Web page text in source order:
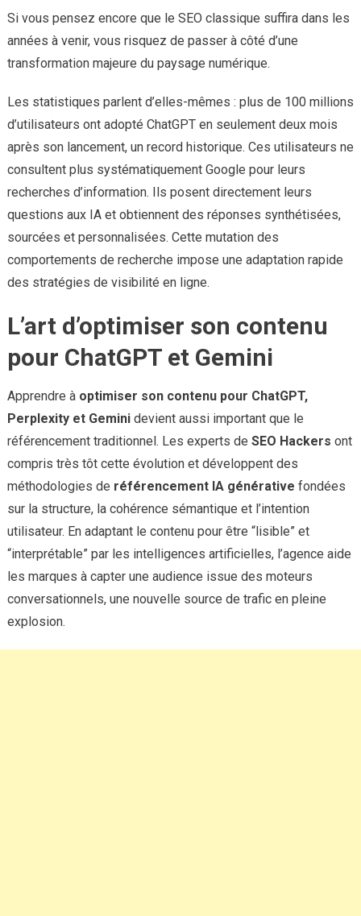
Si vous pensez encore que le SEO classique suffira dans les
années à venir, vous risquez de passer à côté d’une
transformation majeure du paysage numérique.
Les statistiques parlent d’elles-mêmes : plus de 100 millions
d’utilisateurs ont adopté ChatGPT en seulement deux mois
après son lancement, un record historique. Ces utilisateurs ne
consultent plus systématiquement Google pour leurs
recherches d’information. Ils posent directement leurs
questions aux IA et obtiennent des réponses synthétisées,
sourcées et personnalisées. Cette mutation des
comportements de recherche impose une adaptation rapide
des stratégies de visibilité en ligne.
L’art d’optimiser son contenu
pour ChatGPT et Gemini
Apprendre à optimiser son contenu pour ChatGPT,
Perplexity et Geminidevient aussi important que le
référencement traditionnel. Les experts de SEO Hackers ont
compris très tôt cette évolution et développent des
méthodologies de référencement IA générative fondées
sur la structure, la cohérence sémantique et l’intention
utilisateur. En adaptant le contenu pour être “lisible” et
“interprétable” par les intelligences artificielles, l’agence aide
les marques à capter une audience issue des moteurs
conversationnels, une nouvelle source de trafic en pleine
explosion.